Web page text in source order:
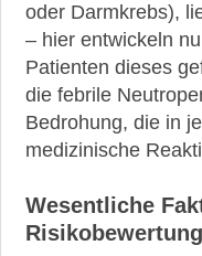
oder Darmkrebs),
– hier entwickeln
Patienten dieses
die febrile
Bedrohung, die in
medizinische
Wesentliche
Risikobewertung